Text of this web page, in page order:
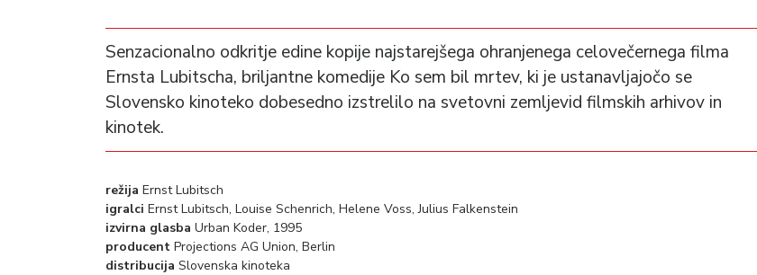
Senzacionalno odkritje edine kopije najstarejšega ohranjenega celovečernega filma
Ernsta Lubitscha, briljantne komedije Ko sem bil mrtev, ki je ustanavljajočo se
Slovensko kinoteko dobesedno izstrelilo na svetovni zemljevid filmskih arhivov in
kinotek.
režija Ernst Lubitsch
igralci Ernst Lubitsch, Louise Schenrich, Helene Voss, Julius Falkenstein
izvirna glasba Urban Koder, 1995
producent Projections AG Union, Berlin
distribucija Slovenska kinoteka